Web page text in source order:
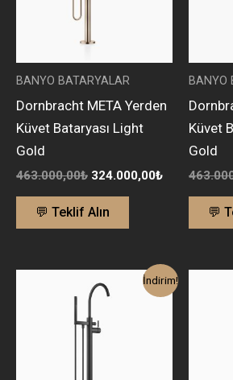
BANYO BATARYALAR
Dornbracht META Yerden
Küvet Bataryası Light
Gold
463.000,00₺ 324.000,00₺
💬 Teklif Alın
BANYO
Küvet
Gold
💬
İndirim!
fiyat:
Şu
andaki